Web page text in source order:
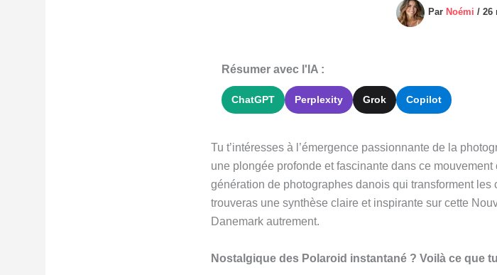
Par Noémi / 26
Résumer avec l'IA :
ChatGPT Perplexity Grok Copilot
Tu t’intéresses à l’émergence passionnante de la
une plongée profonde et fascinante dans ce
génération de photographes danois qui transforment les
trouveras une synthèse claire et inspirante sur cette
Danemark autrement.
Nostalgique des Polaroid instantané ? Voilà ce que